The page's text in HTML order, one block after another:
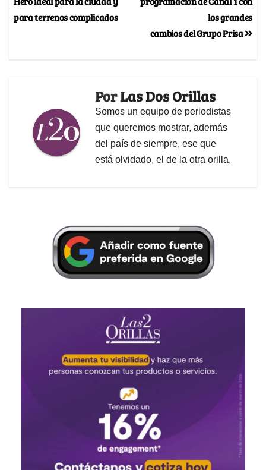
los grandes
cambios del Grupo Prisa
para terrenos complicados
PorLas Dos Orillas
Somos un equipo de periodistas
que queremos mostrar, además
del país de siempre, ese que
está olvidado, el de la otra orilla.